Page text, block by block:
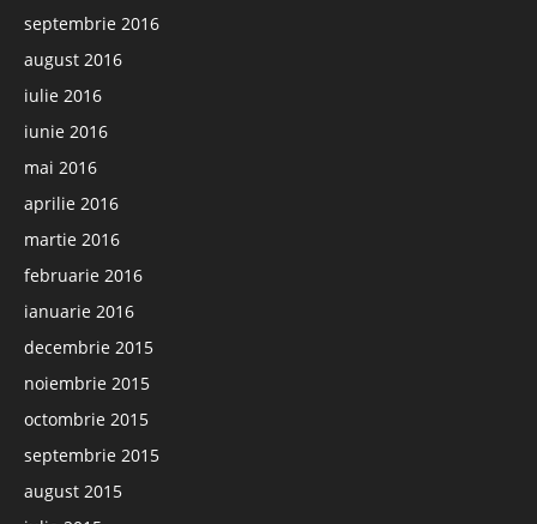
septembrie 2016
august 2016
iulie 2016
iunie 2016
mai 2016
aprilie 2016
martie 2016
februarie 2016
ianuarie 2016
decembrie 2015
noiembrie 2015
octombrie 2015
septembrie 2015
august 2015